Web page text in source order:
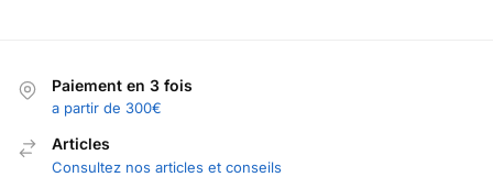
Paiement en 3 fois
a partir de 300€
Articles
Consultez nos articles et conseils